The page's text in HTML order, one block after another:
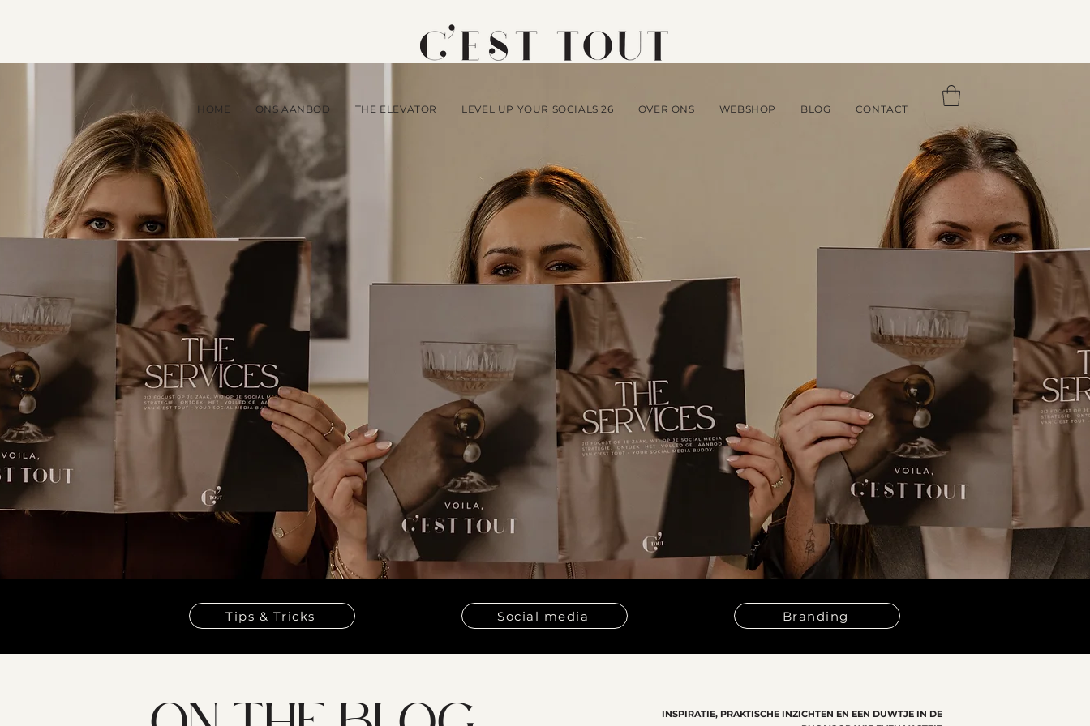
HOME ONS AANBOD THE ELEVATOR LEVEL UP YOUR SOCIALS 26 OVER ONS WEBSHOP BLOG CONTACT
Tips & Tricks Social media Branding
INSPIRATIE, PRAKTISCHE INZICHTEN EN EEN DUWTJE IN DE